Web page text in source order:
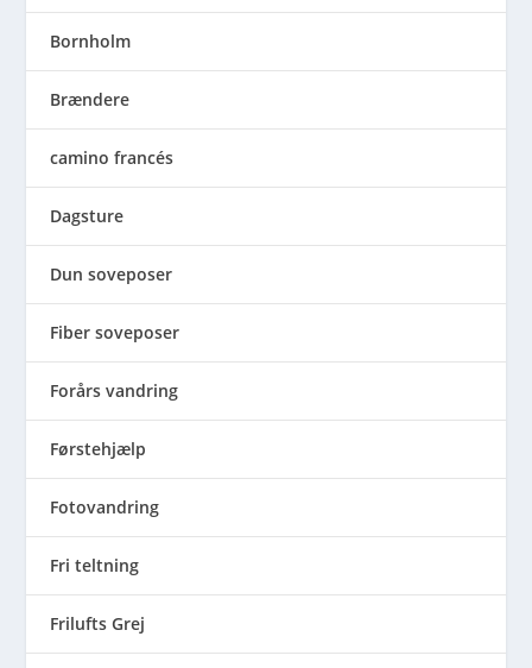
Bornholm
Brændere
camino francés
Dagsture
Dun soveposer
Fiber soveposer
Forårs vandring
Førstehjælp
Fotovandring
Fri teltning
Frilufts Grej